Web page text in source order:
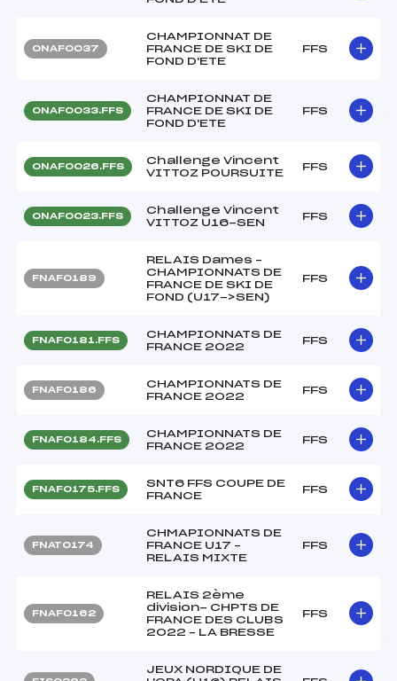
ONAF0037
CHAMPIONNAT DE
FRANCE DE SKI DE
FOND D'ETE
FFS
ONAF0033.FFS
CHAMPIONNAT DE
FRANCE DE SKI DE
FOND D'ETE
FFS
ONAF0026.FFS
Challenge Vincent
VITTOZ POURSUITE
FFS
ONAF0023.FFS
Challenge Vincent
VITTOZ U16-SEN
FFS
FNAF0189
RELAIS Dames –
CHAMPIONNATS DE
FRANCE DE SKI DE
FOND (U17->SEN)
FFS
FNAF0181.FFS
CHAMPIONNATS DE
FRANCE 2022
FFS
FNAF0186
CHAMPIONNATS DE
FRANCE 2022
FFS
FNAF0184.FFS
CHAMPIONNATS DE
FRANCE 2022
FFS
FNAF0175.FFS
SNT6 FFS COUPE DE
FRANCE
FFS
FNAT0174
CHMAPIONNATS DE
FRANCE U17 –
RELAIS MIXTE
FFS
FNAF0162
RELAIS 2ème
division- CHPTS DE
FRANCE DES CLUBS
2022 – LA BRESSE
FFS
JEUX NORDIQUE DE